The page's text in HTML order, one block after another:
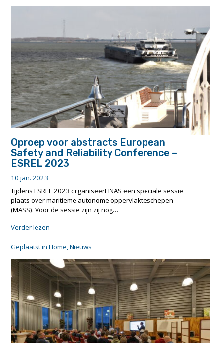
observeert
24/7
Haven"
Oproep voor abstracts European
Safety and Reliability Conference –
ESREL 2023
10 jan. 2023
Tijdens ESREL 2023 organiseert INAS een speciale sessie
plaats over maritieme autonome oppervlakteschepen
(MASS). Voor de sessie zijn zij nog…
Verder lezen
abstracts
Safety
and
Reliability
Conference
–
ESREL
2023"
Geplaatst inHome,Nieuws